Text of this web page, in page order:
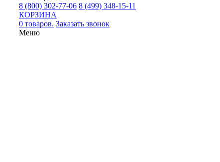
8 (800) 302-77-06 8 (499) 348-15-11
КОРЗИНА
0 товаров. Заказать звонок
Меню